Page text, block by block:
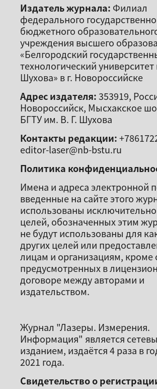
Издатель журнала: Филиал
федерального
бюджетного
учреждения высшего
«Белгородский
технологический университет
Шухова» в г. Новороссийске
Адрес издателя:353919,
Новороссийск, Мысхакское
БГТУ им. В. Г. Шухова
Контакты редакции:
editor-laser@nb-bstu.ru
Политика
Имена и адреса электронной
введенные на сайте этого
использованы
целей, обозначенных этим
не будут использованы для
других целей или
лицам и организациям, кроме
предусмотренных в
договоре между авторами и
издательством.
Журнал "Лазеры. Измерения.
Информация" является
изданием, издаётся 4 раза в
2021 года.
Свидетельство о